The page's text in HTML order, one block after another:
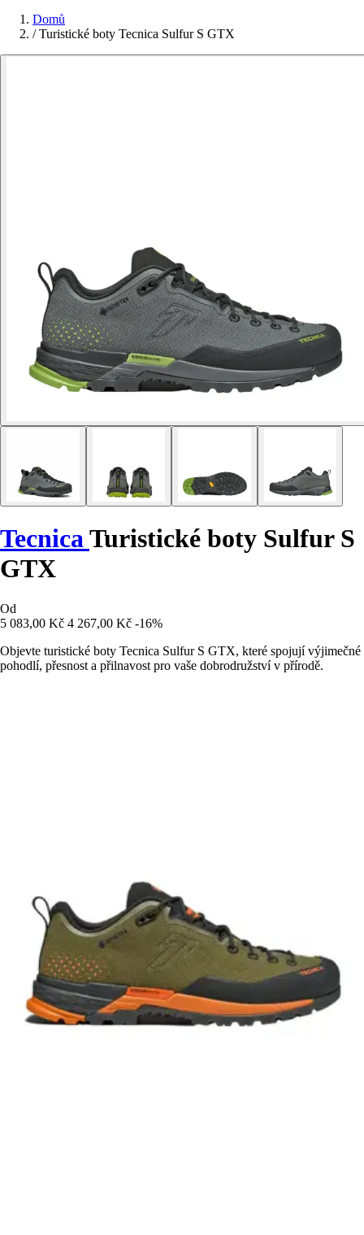
Domů
/ Turistické boty Tecnica Sulfur S GTX
TecnicaTuristické boty Sulfur S
GTX
Od
5 083,00 Kč 4 267,00 Kč -16%
Objevte turistické boty Tecnica Sulfur S GTX, které spojují výjimečné
pohodlí, přesnost a přilnavost pro vaše dobrodružství v přírodě.